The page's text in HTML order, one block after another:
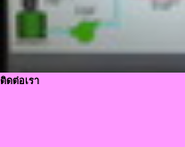
ติดต่อเรา